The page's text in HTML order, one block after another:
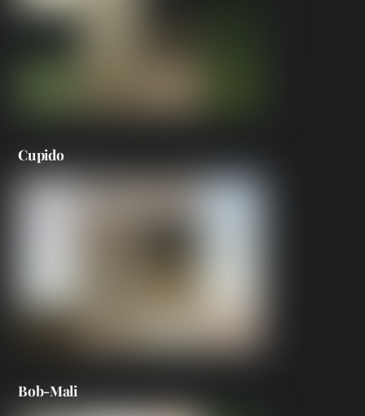
Cupido
Bob-Mali